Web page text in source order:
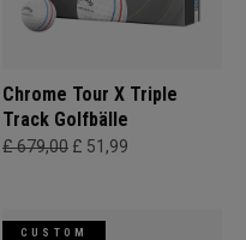
Chrome Tour X Triple
Track Golfbälle
£ 679,00 £ 51,99
CUSTOM